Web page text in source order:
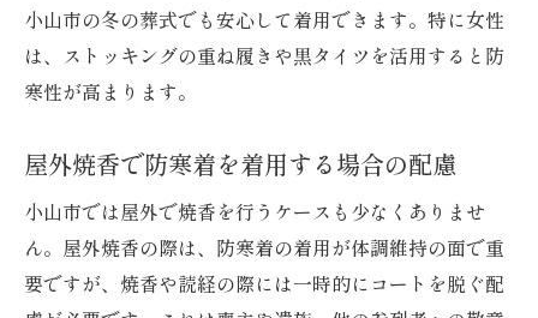
小山市の冬の葬式でも安心して着用できます。特に女性
は、ストッキングの重ね履きや黒タイツを活用すると防
寒性が高まります。
屋外焼香で防寒着を着用する場合の配慮
小山市では屋外で焼香を行うケースも少なくありませ
ん。屋外焼香の際は、防寒着の着用が体調維持の面で重
要ですが、焼香や読経の際には一時的にコートを脱ぐ配